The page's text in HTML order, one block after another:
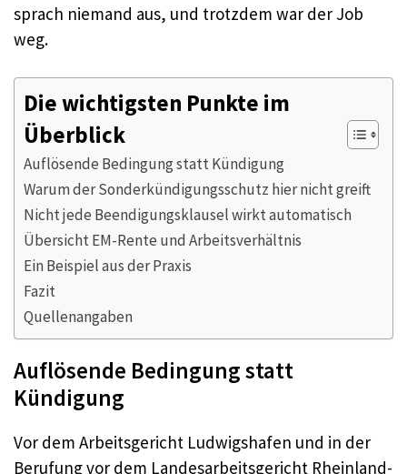
sprach niemand aus, und trotzdem war der Job
weg.
Die wichtigsten Punkte im
Überblick
Auflösende Bedingung statt Kündigung
Warum der Sonderkündigungsschutz hier nicht greift
Nicht jede Beendigungsklausel wirkt automatisch
Übersicht EM-Rente und Arbeitsverhältnis
Ein Beispiel aus der Praxis
Fazit
Quellenangaben
Auflösende Bedingung statt
Kündigung
Vor dem Arbeitsgericht Ludwigshafen und in der
Berufung vor dem Landesarbeitsgericht Rheinland-